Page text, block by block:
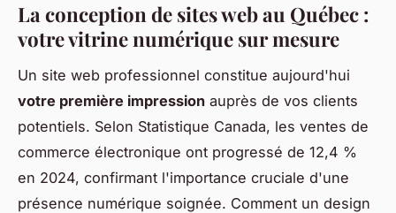
La conception de sites web au Québec :
votre vitrine numérique sur mesure
Un site web professionnel constitue aujourd'hui
votre première impression auprès de vos clients
potentiels. Selon Statistique Canada, les ventes de
commerce électronique ont progressé de 12,4 %
en 2024, confirmant l'importance cruciale d'une
présence numérique soignée. Comment un design